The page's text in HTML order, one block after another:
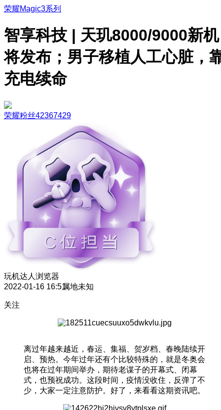
荣耀Magic3系列
智享科技 | 天玑8000/9000新机
将发布；男子移植人工心脏，
充电续命
荣耀粉丝42367429
玩机达人 浏览器
2022-01-16 16:51属地未知
关注
离过年越来越近，春运、集福、贺岁档、春晚陆续开
启、预热。今年过年还有个比较特殊的，就是冬奥会
也将在过年期间举办，期待老谋子的开幕式、闭幕
式，也预祝成功。这段时间，疫情没收住，反弹了不
少，大家一定注意防护。好了，来看看这期资讯吧。